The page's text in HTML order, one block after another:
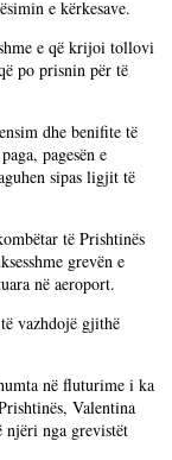
e kërkesave.
e që krijoi tollovi
po prisnin për të
dhe benifite të
pagesën e
sipas ligjit të
të Prishtinës
grevën e
në aeroport.
vazhdojë gjithë
në fluturime i ka
Valentina
njëri nga grevistët